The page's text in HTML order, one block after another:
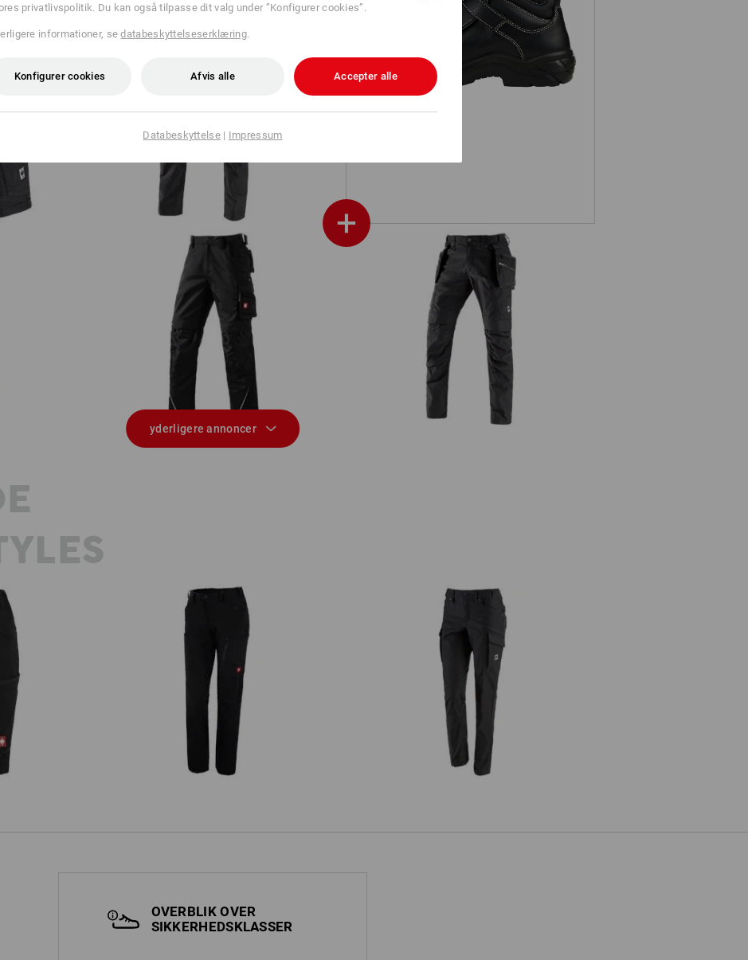
S3 Sikkerhedssko e.s. Pleione mid
+
Bukser e.s.motion Holster-bukser e.s.vintage
yderligere annoncer
Cargobukser e.s.vision stretch, damer Cargobukser e.s.vintage, damer
OVERBLIK OVER
SIKKERHEDSKLASSER
privatlivspolitik. Du kan også tilpasse dit valg under ”Konfigurer cookies”.
informationer, sedatabeskyttelseserklæring.
Konfigurer cookies Afvis alle Accepter alle
Databeskyttelse| Impressum